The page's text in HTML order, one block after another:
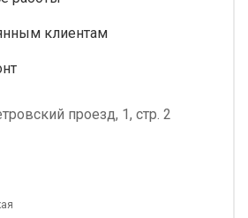
клиентам
проезд, 1, стр. 2